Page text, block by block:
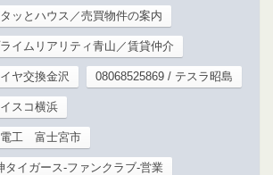
ッとハウス／売買物件の案内
イムリアリティ青山／賃貸仲介
ヤ交換金沢 08068525869 / テスラ昭島
スコ横浜
電工 富士宮市
タイガース-ファンクラブ-営業